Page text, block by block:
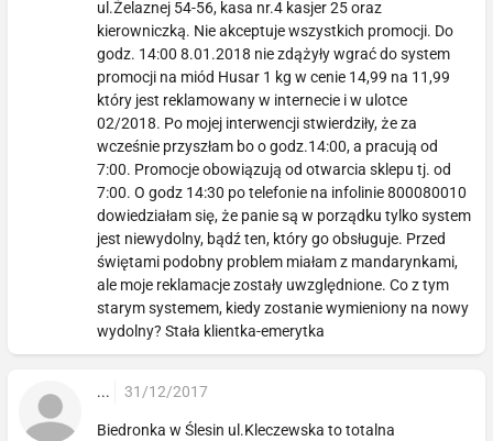
ul.Żelaznej 54-56, kasa nr.4 kasjer 25 oraz
kierowniczką. Nie akceptuje wszystkich promocji. Do
godz. 14:00 8.01.2018 nie zdążyły wgrać do system
promocji na miód Husar 1 kg w cenie 14,99 na 11,99
który jest reklamowany w internecie i w ulotce
02/2018. Po mojej interwencji stwierdziły, że za
wcześnie przyszłam bo o godz.14:00, a pracują od
7:00. Promocje obowiązują od otwarcia sklepu tj. od
7:00. O godz 14:30 po telefonie na infolinie 800080010
dowiedziałam się, że panie są w porządku tylko system
jest niewydolny, bądź ten, który go obsługuje. Przed
świętami podobny problem miałam z mandarynkami,
ale moje reklamacje zostały uwzględnione. Co z tym
starym systemem, kiedy zostanie wymieniony na nowy
wydolny? Stała klientka-emerytka
... 31/12/2017
Biedronka w Ślesin ul.Kleczewska to totalna